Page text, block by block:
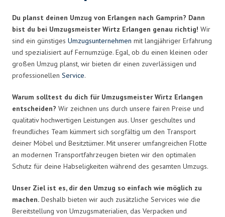
Du planst deinen Umzug von Erlangen nach Gamprin? Dann
bist du bei Umzugsmeister Wirtz Erlangen genau richtig! Wir
sind ein günstiges Umzugsunternehmen mit langjähriger Erfahrung
und spezialisiert auf Fernumzüge. Egal, ob du einen kleinen oder
großen Umzug planst, wir bieten dir einen zuverlässigen und
professionellen Service.
Warum solltest du dich für Umzugsmeister Wirtz Erlangen
entscheiden? Wir zeichnen uns durch unsere fairen Preise und
qualitativ hochwertigen Leistungen aus. Unser geschultes und
freundliches Team kümmert sich sorgfältig um den Transport
deiner Möbel und Besitztümer. Mit unserer umfangreichen Flotte
an modernen Transportfahrzeugen bieten wir den optimalen
Schutz für deine Habseligkeiten während des gesamten Umzugs.
Unser Ziel ist es, dir den Umzug so einfach wie möglich zu
machen. Deshalb bieten wir auch zusätzliche Services wie die
Bereitstellung von Umzugsmaterialien, das Verpacken und